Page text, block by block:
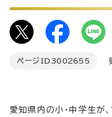
ページID 3002655
愛知県内の小・中学生が